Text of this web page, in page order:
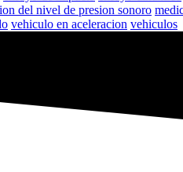
del nivel de presion sonoro
vehiculo en aceleracion vehiculos